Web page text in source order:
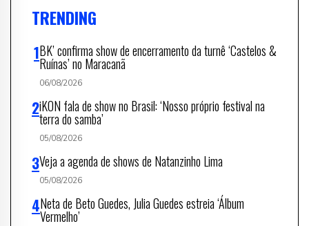
TRENDING
BK’ confirma show de encerramento da turnê ‘Castelos &
Ruínas’ no Maracanã
06/08/2026
iKON fala de show no Brasil: ‘Nosso próprio festival na
terra do samba’
05/08/2026
Veja a agenda de shows de Natanzinho Lima
05/08/2026
Neta de Beto Guedes, Julia Guedes estreia ‘Álbum
Vermelho’